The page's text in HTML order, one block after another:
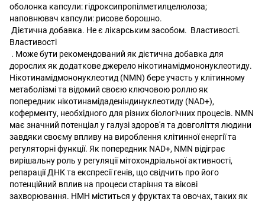
оболонка капсули: гідроксипропілметилцелюлоза;
наповнювач капсули: рисове борошно.
Дієтична добавка. Не є лікарським засобом. Властивості.
Властивості
. Може бути рекомендований як дієтична добавка для
дорослих як додаткове джерело нікотинамідмононуклеотиду.
Нікотинамідмононуклеотид (NMN) бере участь у клітинному
метаболізмі та відомий своєю ключовою роллю як
попередник нікотинамідаденіндинуклеотиду (NAD+),
коферменту, необхідного для різних біологічних процесів. NMN
має значний потенціал у галузі здоров'я та довголіття людини
завдяки своєму впливу на вироблення клітинної енергії та
регуляторні функції. Як попередник NAD+, NMN відіграє
вирішальну роль у регуляції мітохондріальної активності,
репарації ДНК та експресії генів, що свідчить про його
потенційний вплив на процеси старіння та вікові
захворювання. НМН міститься у фруктах та овочах, таких як